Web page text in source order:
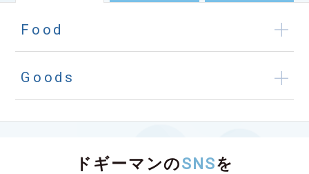
Food
Goods
ドギーマンのSNSを